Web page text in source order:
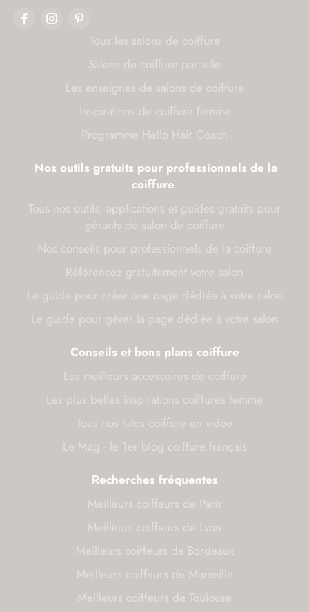
Tous les salons de coiffure
Salons de coiffure par ville
Les enseignes de salons de coiffure
Inspirations de coiffure femme
Programme Hello Hair Coach
Nos outils gratuits pour professionnels de la
coiffure
Tous nos outils, applications et guides gratuits pour
gérants de salon de coiffure
Nos conseils pour professionnels de la coiffure
Référencez gratuitement votre salon
Le guide pour créer une page dédiée à votre salon
Le guide pour gérer la page dédiée à votre salon
Conseils et bons plans coiffure
Les meilleurs accessoires de coiffure
Les plus belles inspirations coiffures femme
Tous nos tutos coiffure en vidéo
Le Mag - le 1er blog coiffure français
Recherches fréquentes
Meilleurs coiffeurs de Paris
Meilleurs coiffeurs de Lyon
Meilleurs coiffeurs de Bordeaux
Meilleurs coiffeurs de Marseille
Meilleurs coiffeurs de Toulouse